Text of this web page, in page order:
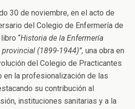
30 de noviembre, en el acto de
del Colegio de Enfermería de
“Historia de la Enfermería
(1899-1944)”, una obra en
del Colegio de Practicantes
en la profesionalización de las
su contribución al
instituciones sanitarias y a la